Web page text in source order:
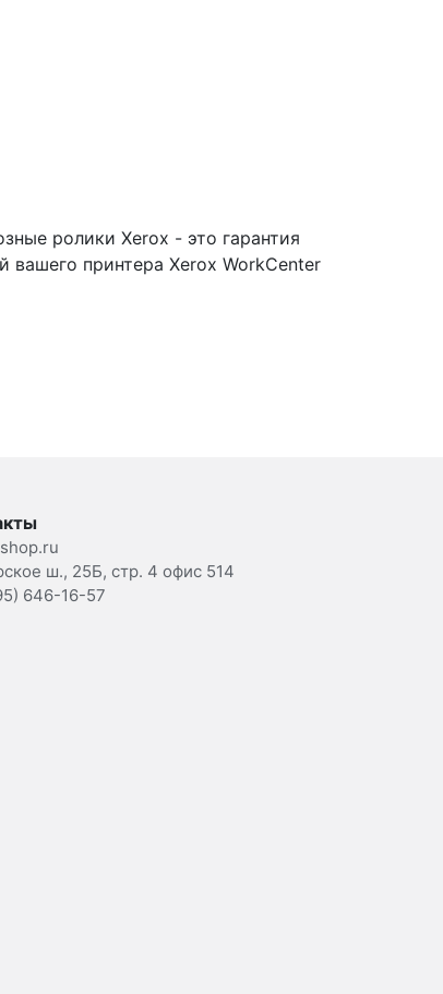
ролики Xerox - это гарантия
вашего принтера Xerox WorkCenter
ш., 25Б, стр. 4 офис 514
646-16-57